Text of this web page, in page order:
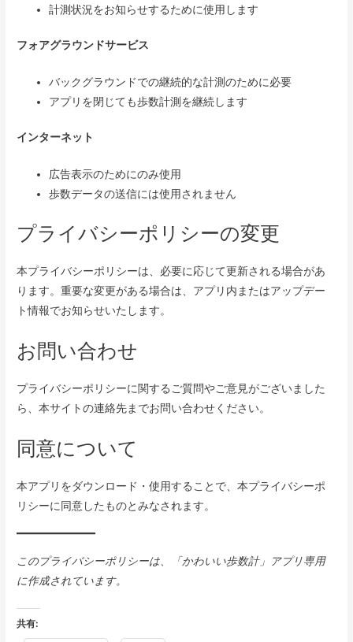
計測状況をお知らせするために使用します
フォアグラウンドサービス
バックグラウンドでの継続的な計測のために必要
アプリを閉じても歩数計測を継続します
インターネット
広告表示のためにのみ使用
歩数データの送信には使用されません
プライバシーポリシーの変更
本プライバシーポリシーは、必要に応じて更新される場合があ
ります。重要な変更がある場合は、アプリ内またはアップデー
ト情報でお知らせいたします。
お問い合わせ
プライバシーポリシーに関するご質問やご意見がございました
ら、本サイトの連絡先までお問い合わせください。
同意について
本アプリをダウンロード・使用することで、本プライバシーポ
リシーに同意したものとみなされます。
このプライバシーポリシーは、「かわいい歩数計」アプリ専用
に作成されています。
共有: